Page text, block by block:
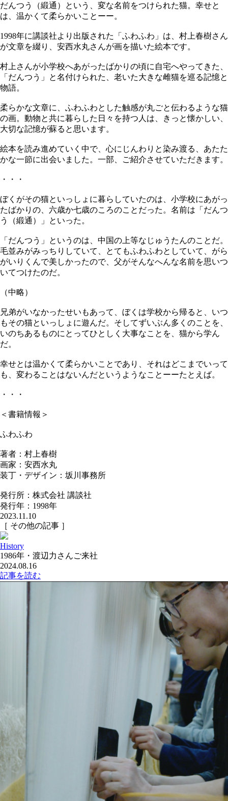
だんつう（緞通）という、変な名前をつけられた猫。幸せと
は、温かくて柔らかいことーー。
1998年に講談社より出版された「ふわふわ」は、村上春樹さん
が文章を綴り、安西水丸さんが画を描いた絵本です。
⁡村上さんが小学校へあがったばかりの頃に自宅へやってきた、
「だんつう」と名付けられた、老いた大きな雌猫を巡る記憶と
物語。
柔らかな文章に、ふわふわとした触感が丸ごと伝わるような猫
の画。動物と共に暮らした日々を持つ人は、きっと懐かしい、
大切な記憶が蘇ると思います。
絵本を読み進めていく中で、心にじんわりと染み渡る、あたた
かな一節に出会いました。一部、ご紹介させていただきます。
・・・
ぼくがその猫といっしょに暮らしていたのは、小学校にあがっ
たばかりの、六歳か七歳のころのことだった。名前は「だんつ
う（緞通）」といった。
「だんつう」というのは、中国の上等なじゅうたんのことだ。
毛並みがみっちりしていて、とてもふわふわとしていて、がら
がいりくんで美しかったので、父がそんなへんな名前を思いつ
いてつけたのだ。
（中略）
兄弟がいなかったせいもあって、ぼくは学校から帰ると、いつ
もその猫といっしょに遊んだ。そしてずいぶん多くのことを、
いのちあるものにとってひとしく大事なことを、猫から学ん
だ。
幸せとは温かくて柔らかいことであり、それはどこまでいって
も、変わることはないんだというようなことーーたとえば。
・・・
＜書籍情報＞
ふわふわ
著者：村上春樹
画家：安西水丸
装丁・デザイン：坂川事務所
発行所：株式会社 講談社
発行年：1998年
2023.11.10
［ その他の記事 ］
History
1986年・渡辺力さんご来社
2024.08.16
記事を読む